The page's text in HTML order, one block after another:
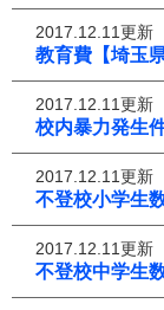
2017.12.11更新
教育費【埼玉県
2017.12.11更新
校内暴力発生
2017.12.11更新
不登校小学生
2017.12.11更新
不登校中学生